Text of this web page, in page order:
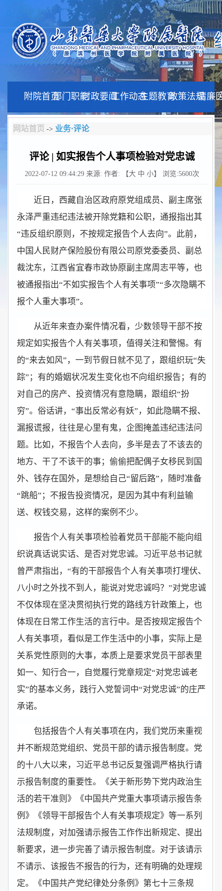
附院首页部门职能时政要闻工作动态主题教育政策法规清廉
网站首页 -> 业务·评论
评论 | 如实报告个人事项检验对党忠诚
2022-07-12 09:44:29来源: 作者: 【大 中 小】 浏览:5600次
近日，西藏自治区政府原党组成员、副主席张
永泽严重违纪违法被开除党籍和公职，通报指出其
“违反组织原则，不按规定报告个人去向”。此前，
中国人民财产保险股份有限公司原党委委员、副总
裁沈东，江西省宜春市政协原副主席周志平等，也
被通报指出“不如实报告个人有关事项”“多次隐瞒不
报个人重大事项”。
从近年来查办案件情况看，少数领导干部不按
规定如实报告个人有关事项，值得关注和警惕。有
的“来去如风”，一到节假日就不见了，跟组织玩“失
踪”；有的婚姻状况发生变化也不向组织报告；有的
对自己的房产、投资情况有意隐瞒，跟组织“扮
穷”。俗话讲，“事出反常必有妖”，如此隐瞒不报、
漏报谎报，往往是心里有鬼，企图掩盖违纪违法问
题。比如，不报告个人去向，多半是去了不该去的
地方、干了不该干的事；偷偷把配偶子女移民到国
外、钱存在国外，是想给自己“留后路”，随时准备
“跳船”；不报告投资情况，是因为其中有利益输
送、权钱交易，这样的案例不少。
报告个人有关事项检验着党员干部能不能向组
织说真话说实话、是否对党忠诚。习近平总书记就
曾严肃指出，“有的干部报告个人有关事项打埋伏、
八小时之外找不到人，能说对党忠诚吗？”对党忠诚
不仅体现在坚决贯彻执行党的路线方针政策上，也
体现在日常工作生活的言行中。是否按规定报告个
人有关事项，看似是工作生活中的小事，实际上是
关系党性原则的大事，本质上是要求党员干部表里
如一、知行合一，自觉履行党章规定“对党忠诚老
实”的基本义务，践行入党誓词中“对党忠诚”的庄严
承诺。
包括报告个人有关事项在内，我们党历来重视
并不断规范党组织、党员干部的请示报告制度。党
的十八大以来，习近平总书记反复强调严格执行请
示报告制度的重要性。《关于新形势下党内政治生
活的若干准则》《中国共产党重大事项请示报告条
例》《领导干部报告个人有关事项规定》等一系列
法规制度，对加强请示报告工作作出新规定、提出
新要求，进一步完善了请示报告制度。对于该请示
不请示、该报告不报告的行为，还有明确的处理规
定。《中国共产党纪律处分条例》第七十三条规